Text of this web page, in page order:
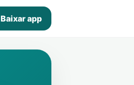
Baixar app